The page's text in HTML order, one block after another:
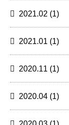
2021.02 (1)
2021.01 (1)
2020.11 (1)
2020.04 (1)